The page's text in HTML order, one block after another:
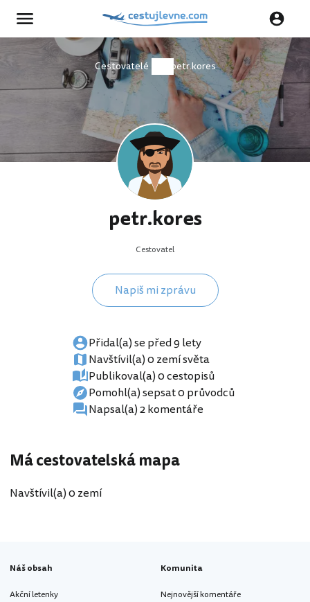
Cestovatelé petr.kores
petr.kores
Cestovatel
Napiš mi zprávu
Přidal(a) se před 9 lety
Navštívil(a) 0 zemí světa
Publikoval(a) 0 cestopisů
Pomohl(a) sepsat 0 průvodců
Napsal(a) 2 komentáře
Má cestovatelská mapa
Navštívil(a) 0 zemí
Náš obsah
Akční letenky
Komunita
Nejnovější komentáře